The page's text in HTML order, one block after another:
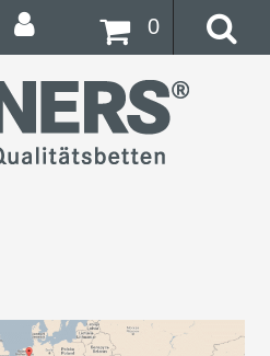
0